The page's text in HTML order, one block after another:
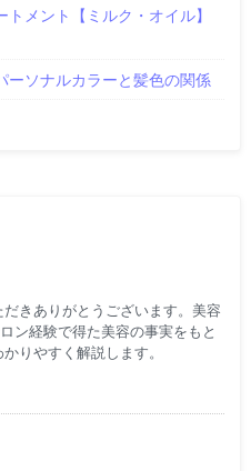
トメント【ミルク・オイル】
ーソナルカラーと髪色の関係
きありがとうございます。美容
ン経験で得た美容の事実をもと
りやすく解説します。